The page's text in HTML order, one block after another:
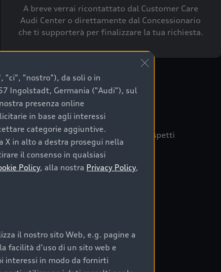
A breve verrai ricontattato dal Customer Care
Audi Center o direttamente dal Concessionario
che ti supporterà per finalizzare la tua richiesta.
sicuro, è essenziale considerare aspetti
Prima Scelta :plus
nel tempo;
"ci", "nostro"), da soli o in
Ingolstadt, Germania ("Audi"), sul
presenza online
in base agli interessi
categorie aggiuntive.
in alto a destra prosegui nella
il consenso in qualsiasi
Policy, alla nostra Privacy Policy,
il nostro sito Web, e.g. pagine a
facilità d'uso di un sito web e
interessi in modo da fornirti